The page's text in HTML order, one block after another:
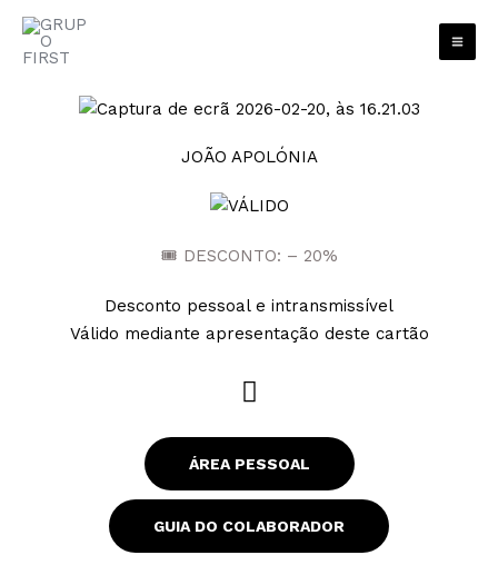
Skip
content
JOÃO APOLÓNIA
🎟 DESCONTO: – 20%
Desconto pessoal e intransmissível
Válido mediante apresentação deste cartão
W
a
t
s
a
p
ÁREA PESSOAL
GUIA DO COLABORADOR